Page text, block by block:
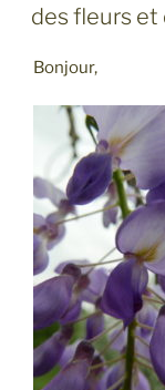
LE
des fleurs et
Bonjour,